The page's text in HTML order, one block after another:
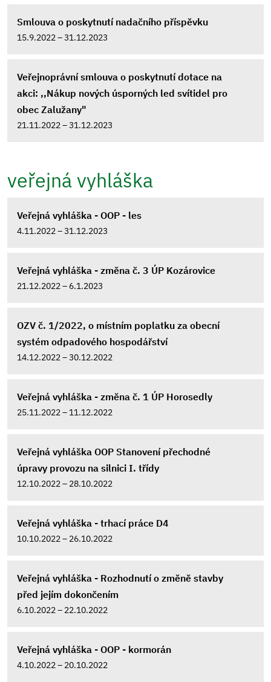
Smlouva o poskytnutí nadačního příspěvku
15.9.2022 – 31.12.2023
Veřejnoprávní smlouva o poskytnutí dotace na
akci: ,,Nákup nových úsporných led svítidel pro
obec Zalužany"
21.11.2022 – 31.12.2023
veřejná vyhláška
Veřejná vyhláška - OOP - les
4.11.2022 – 31.12.2023
Veřejná vyhláška - změna č. 3 ÚP Kozárovice
21.12.2022 – 6.1.2023
OZV č. 1/2022, o místním poplatku za obecní
systém odpadového hospodářství
14.12.2022 – 30.12.2022
Veřejná vyhláška - změna č. 1 ÚP Horosedly
25.11.2022 – 11.12.2022
Veřejná vyhláška OOP Stanovení přechodné
úpravy provozu na silnici I. třídy
12.10.2022 – 28.10.2022
Veřejná vyhláška - trhací práce D4
10.10.2022 – 26.10.2022
Veřejná vyhláška - Rozhodnutí o změně stavby
před jejím dokončením
6.10.2022 – 22.10.2022
Veřejná vyhláška - OOP - kormorán
4.10.2022 – 20.10.2022